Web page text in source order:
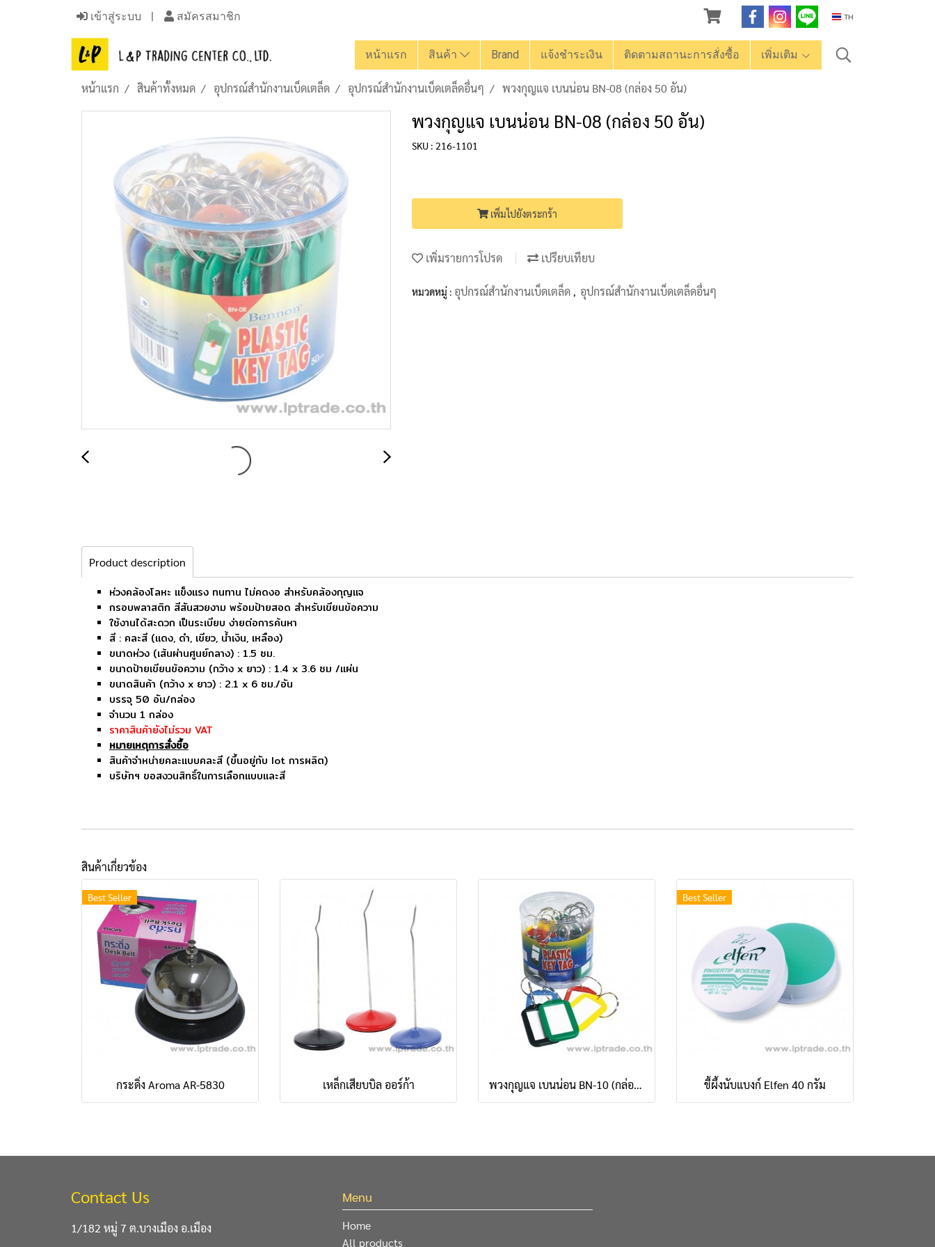
เข้าสู่ระบบ สมัครสมาชิก TH
หน้าแรก สินค้า Brand แจ้งชำระเงิน ติดตามสถานะการสั่งซื้อ เพิ่มเติม
หน้าแรก สินค้าทั้งหมด อุปกรณ์สำนักงานเบ็ดเตล็ด อุปกรณ์สำนักงานเบ็ดเตล็ดอื่นๆ พวงกุญแจ เบนน่อน BN-08 (กล่อง 50 อัน)
พวงกุญแจ เบนน่อน BN-08 (กล่อง 50 อัน)
SKU : 216-1101
เพิ่มไปยังตระกร้า
เพิ่มรายการโปรด เปรียบเทียบ
หมวดหมู่ : อุปกรณ์สำนักงานเบ็ดเตล็ด , อุปกรณ์สำนักงานเบ็ดเตล็ดอื่นๆ
Product description
ห่วงคล้องโลหะ แข็งแรง ทนทาน ไม่คดงอ สำหรับคล้องกุญแจ
กรอบพลาสติก สีสันสวยงาม พร้อมป้ายสอด สำหรับเขียนข้อความ
ใช้งานได้สะดวก เป็นระเบียบ ง่ายต่อการค้นหา
สี : คละสี (แดง, ดำ, เขียว, น้ำเงิน, เหลือง)
ขนาดห่วง (เส้นผ่านศูนย์กลาง) : 1.5 ซม.
ขนาดป้ายเขียนข้อความ (กว้าง x ยาว) : 1.4 x 3.6 ซม /แผ่น
ขนาดสินค้า (กว้าง x ยาว) : 2.1 x 6 ซม./อัน
บรรจุ 50 อัน/กล่อง
จำนวน 1 กล่อง
ราคาสินค้ายังไม่รวม VAT
หมายเหตุการสั่งซื้อ
สินค้าจำหน่ายคละแบบคละสี (ขึ้นอยู่กับ lot การผลิต)
บริษัทฯ ขอสงวนสิทธิ์ในการเลือกแบบและสี
สินค้าเกี่ยวข้อง
Best Seller
กระดิ่ง Aroma AR-5830 เหล็กเสียบบิล ออร์ก้า พวงกุญแจ เบนน่อน BN-10 (กล่อง 25 อัน)
Best Seller
ขี้ผึ้งนับแบงก์ Elfen 40 กรัม
Contact Us
1/182 หมู่ 7 ต.บางเมือง อ.เมือง
Menu
Home
All products